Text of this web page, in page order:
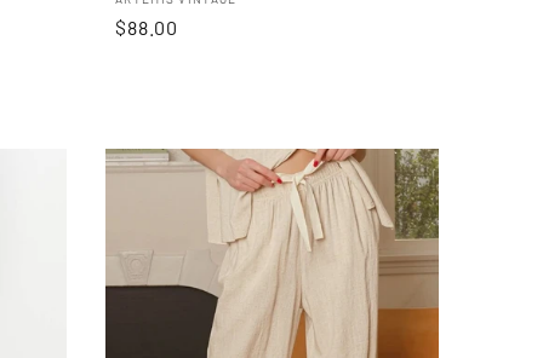
Precio
$88.00